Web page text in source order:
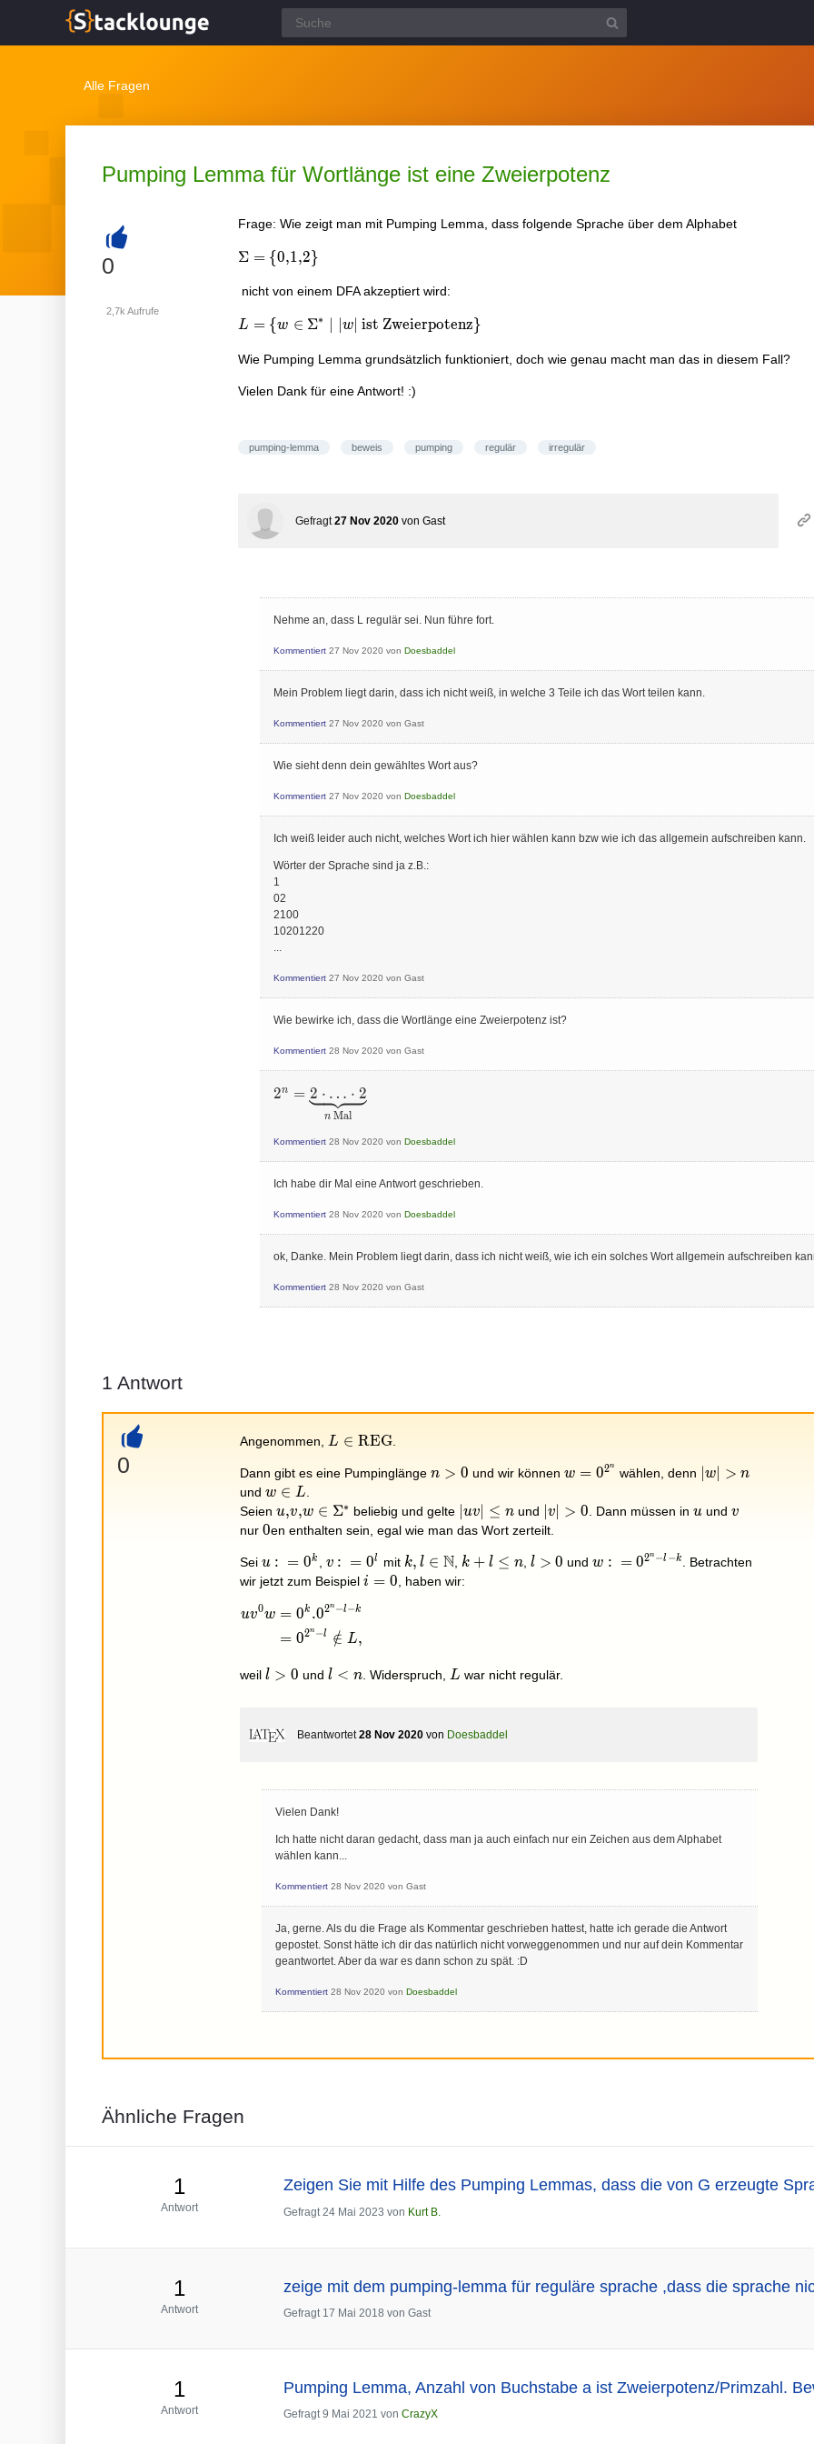
Alle Fragen
Pumping Lemma für Wortlänge ist eine Zweierpotenz
+
0
2,7k Aufrufe
Frage: Wie zeigt man mit Pumping Lemma, dass folgende Sprache über dem Alphabet
\Sigma= \{0,1,2\}
Σ = {0,1,2}
nicht von einem DFA akzeptiert wird:
{L= \{ w\in\Sigma^*\mid \lvert w \rvert \text{ ist Zweierpotenz}\} }
L = {w ∈ Σ∗ w ist Zweierpotenz}
Wie Pumping Lemma grundsätzlich funktioniert, doch wie genau macht man das in diesem Fall?
Vielen Dank für eine Antwort! :)
pumping-lemma beweis pumping regulär irregulär
Gefragt 27 Nov 2020 von Gast
Nehme an, dass L regulär sei. Nun führe fort.
Kommentiert 27 Nov 2020 von Doesbaddel
Mein Problem liegt darin, dass ich nicht weiß, in welche 3 Teile ich das Wort teilen kann.
Kommentiert 27 Nov 2020 von Gast
Wie sieht denn dein gewähltes Wort aus?
Kommentiert 27 Nov 2020 von Doesbaddel
Ich weiß leider auch nicht, welches Wort ich hier wählen kann bzw wie ich das allgemein aufschreiben kann.
Wörter der Sprache sind ja z.B.:
1
02
2100
10201220
...
Kommentiert 27 Nov 2020 von Gast
Wie bewirke ich, dass die Wortlänge eine Zweierpotenz ist?
Kommentiert 28 Nov 2020 von Gast
2^n=\underbrace{2\cdot
\ldots \cdot 2}_{n
\text{ Mal}}
2n =
n Mal
2 ⋅ … ⋅ 2
Kommentiert 28 Nov 2020 von Doesbaddel
Ich habe dir Mal eine Antwort geschrieben.
Kommentiert 28 Nov 2020 von Doesbaddel
ok, Danke. Mein Problem liegt darin, dass ich nicht weiß, wie ich ein solches Wort allgemein aufschreiben
Kommentiert 28 Nov 2020 von Gast
1 Antwort
+
0
Angenommen, L\in
L ∈ REG.
Dann gibt es eine Pumpinglängen>0
n > 0 und wir können w=0^{2^n}
w = 02n
wählen, denn
\lvert
\rvert
w > n
undw\in
L
w ∈ L
Seienu,v,w\in
\Sigma^*
u,v,w ∈ Σ∗ beliebig und gelte |uv|\leq
n
uv ≤ nund |v|>0
v > 0 . Dann müssen in u
uund v
v
nur0
0en enthalten sein, egal wie man das Wort zerteilt.
Seiu:=0^k
u : = 0k v:=0^l
v : = 0l mit k,\,l\in
\mathbb{N}
k, l ∈ N k+l\leq
n
k + l ≤ n, l>0
l > 0 undw:=0^{2^n-
w : = 02n −l −k
. Betrachten
wir jetzt zum Beispieli=0
i = 0 , haben wir:
\begin{aligned}uv^0w &= 0^k.0^{2^n-l-k}\\&=0^{2^n-l}\notin L,\end{aligned}
uv0w = 0k .02n −l−k
= 02n −l ∈
/ L,
weill>0
l > 0 und l<n
l < n. Widerspruch, L
L war nicht regulär.
Beantwortet 28 Nov 2020 von Doesbaddel
Vielen Dank!
Ich hatte nicht daran gedacht, dass man ja auch einfach nur ein Zeichen aus dem Alphabet
wählen kann...
Kommentiert 28 Nov 2020 vonGast
Ja, gerne. Als du die Frage als Kommentar geschrieben hattest, hatte ich gerade die Antwort
gepostet. Sonst hätte ich dir das natürlich nicht vorweggenommen und nur auf dein Kommentar
geantwortet. Aber da war es dann schon zu spät. :D
Kommentiert 28 Nov 2020 vonDoesbaddel
Ähnliche Fragen
1
Antwort
Zeigen Sie mit Hilfe des Pumping Lemmas, dass die von G erzeugte
Gefragt 24 Mai 2023 von Kurt B.
1
Antwort
zeige mit dem pumping-lemma für reguläre sprache ,dass die sprache
Gefragt 17 Mai 2018 von Gast
1
Antwort
Pumping Lemma, Anzahl von Buchstabe a ist Zweierpotenz/Primzahl.
Gefragt 9 Mai 2021 von CrazyX